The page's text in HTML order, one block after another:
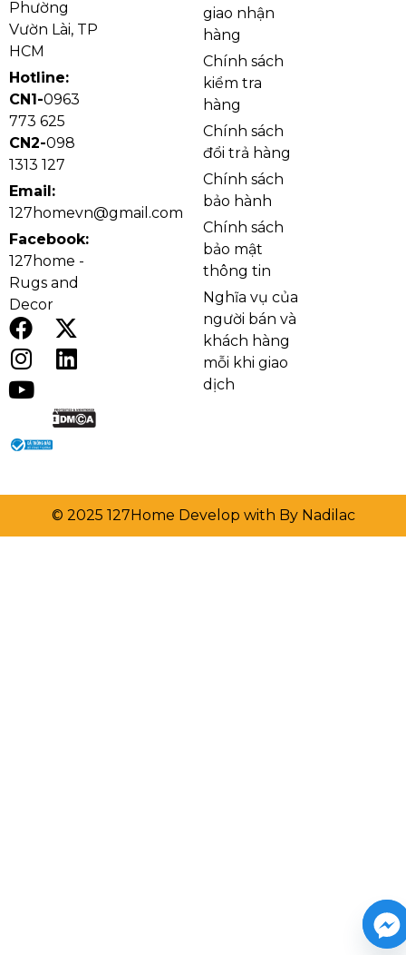
Phường
Vườn Lài, TP
HCM
Hotline:
CN1-0963
773 625
CN2-098
1313 127
Email:
127homevn@gmail.com
Facebook:
127home -
Rugs and
Decor
giao nhận
hàng
Chính sách
kiểm tra
hàng
Chính sách
đổi trả hàng
Chính sách
bảo hành
Chính sách
bảo mật
thông tin
Nghĩa vụ của
người bán và
khách hàng
mỗi khi giao
dịch
© 2025 127Home Develop with By Nadilac